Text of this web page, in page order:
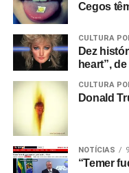
Cegos
CULTURA
Dez
heart”,
CULTURA
Donald
NOTÍCIAS
“Temer